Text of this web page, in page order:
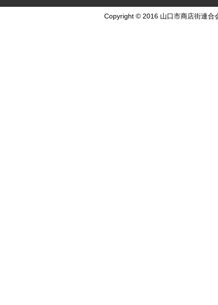
Copyright © 2016 山口市商店街連合